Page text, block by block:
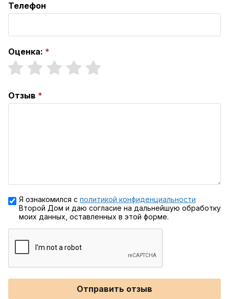
Телефон
Оценка:
Отзыв
Я ознакомился с политикой конфиденциальности
Второй Дом и даю согласие на дальнейшую обработку
моих данных, оставленных в этой форме.
Отправить отзыв